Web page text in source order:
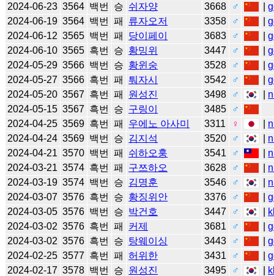
2024-06-23 3564 백번 승 쉬자양 3668 ♂ |
2024-06-19 3564 백번 패 류자오저 3358 ♂ |
2024-06-12 3565 백번 패 당이페이 3683 ♂ |
2024-06-10 3565 흑번 승 황밍위 3447 ♂ |
2024-05-29 3566 백번 승 황윈숭 3528 ♂ |
2024-05-27 3566 흑번 패 퉈자시 3542 ♂ |
2024-05-20 3567 흑번 패 원성진 3498 ♂
2024-05-15 3567 흑번 승 구링이 3485
♂
2024-04-25 3569 흑번 패 우에노 아사미 3311 ♀
2024-04-24 3569 백번 승 김지석 3520 ♂
2024-04-21 3570 백번 패 쉬하오훙 3541 ♂
2024-03-21 3574 흑번 패 구쯔하오 3628 ♂
2024-03-19 3574 백번 승 김명훈 3546 ♂
2024-03-07 3576 흑번 승 황징위안 3376 ♂ |
2024-03-05 3576 백번 승 박건호 3447 ♂
2024-03-02 3576 흑번 패 커제 3681 ♂ |
2024-03-02 3576 흑번 승 탕웨이싱 3443 ♂ |
2024-02-25 3577 흑번 패 허위한 3431 ♂ |
2024-02-17 3578 백번 승 원성진 3495 ♂